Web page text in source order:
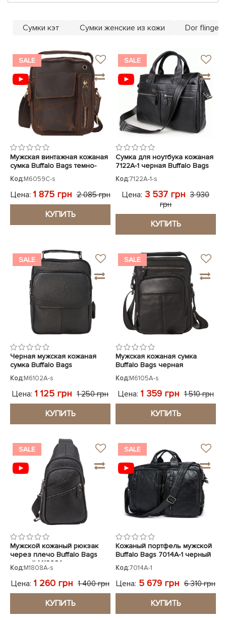
Показать все
Показать все
ЧЕХЛЫ ДЛЯ НОУТБУКОВ
Показать все
Сумки кэт Сумки женские из кожи Dor flinger
SALE
Мужская винтажная кожаная
сумка Buffalo Bags темно-
коричневая
Код:M6059C-s
Цена: 1 875 грн 2 085 грн
КУПИТЬ
SALE
Сумка для ноутбука кожаная
7122A-1 черная Buffalo Bags
Код:7122A-1-s
Цена: 3 537 грн 3 930
грн
КУПИТЬ
SALE
Черная мужская кожаная
сумка Buffalo Bags
Код:M6102A-s
Цена: 1 125 грн 1 250 грн
КУПИТЬ
SALE
Мужская кожаная сумка
Buffalo Bags черная
Код:M6105A-s
Цена: 1 359 грн 1 510 грн
КУПИТЬ
SALE
Мужской кожаный рюкзак
через плечо Buffalo Bags
черный M1808A
Код:M1808A-s
Цена: 1 260 грн 1 400 грн
КУПИТЬ
SALE
Кожаный портфель мужской
Buffalo Bags 7014A-1 черный
Код:7014A-1
Цена: 5 679 грн 6 310 грн
КУПИТЬ